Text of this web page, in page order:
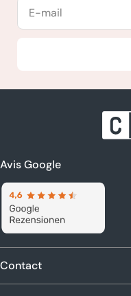
E-
Avis Google
Contact